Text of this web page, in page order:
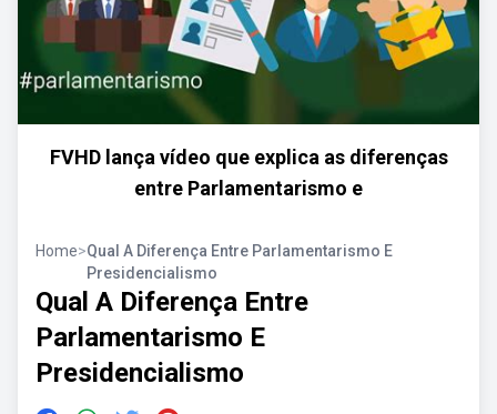
FVHD lança vídeo que explica as diferenças
entre Parlamentarismo e
Home>Qual A Diferença Entre Parlamentarismo E
Presidencialismo
Qual A Diferença Entre
Parlamentarismo E
Presidencialismo